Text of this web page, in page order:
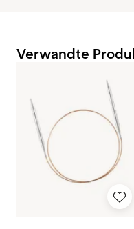
Verwandte